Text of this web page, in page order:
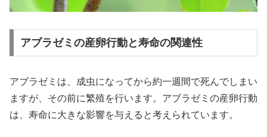
アブラゼミの産卵行動と寿命の関連性
アブラゼミは、成虫になってから約一週間で死んでしまい
ますが、その前に繁殖を行います。アブラゼミの産卵行動
は、寿命に大きな影響を与えると考えられています。